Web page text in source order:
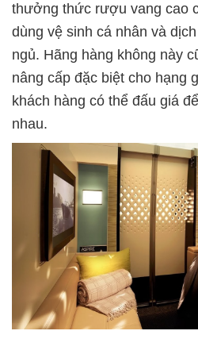
thưởng thức rượu vang cao
dùng vệ sinh cá nhân và
ngủ. Hãng hàng không này
nâng cấp đặc biệt cho hạng
khách hàng có thể đấu giá
nhau.